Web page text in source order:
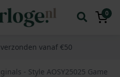
0
vanaf €50
- Style AOSY25025 Game